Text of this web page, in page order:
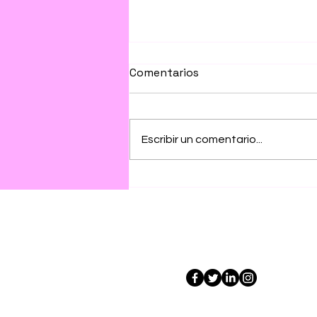
Comentarios
Escribir un comentario...